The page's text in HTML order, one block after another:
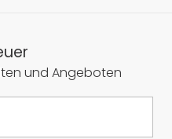
und Angeboten